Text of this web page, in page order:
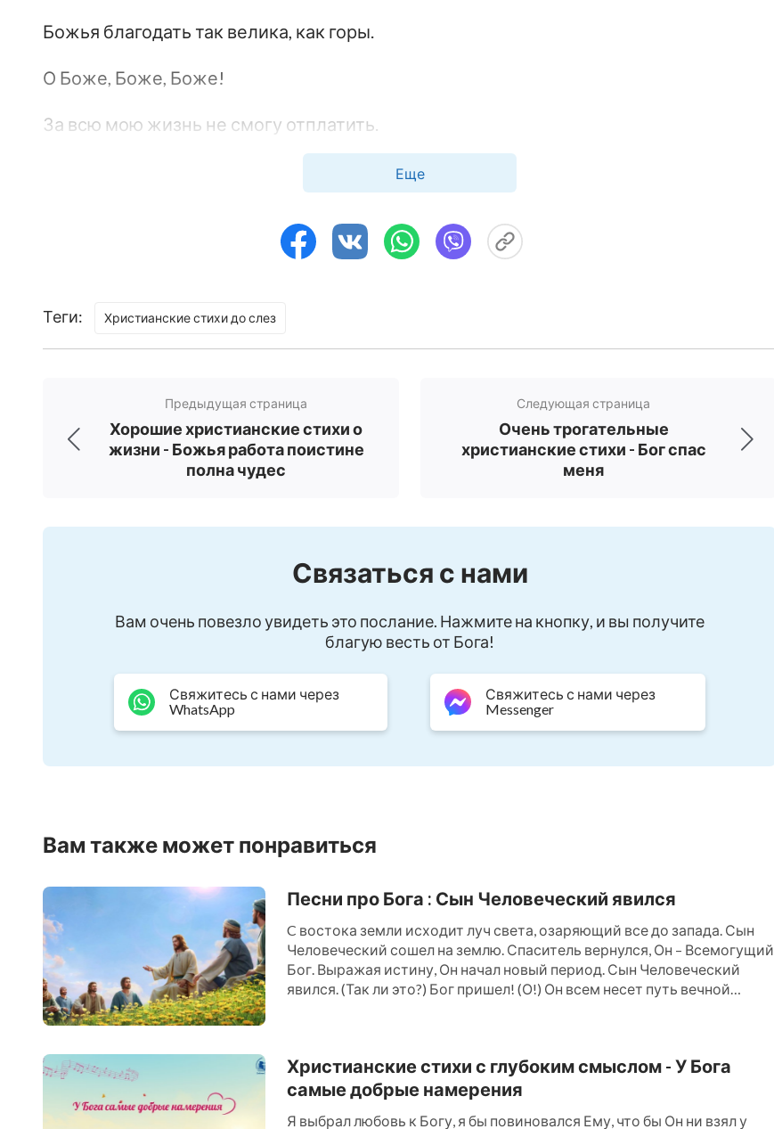
Божья благодать так велика, как горы.
О Боже, Боже, Боже!
За всю мою жизнь не смогу отплатить.
Твоя благодать столь глубока.
Чтобы описать ее, не хватит слов.
Вам также может понравиться:
Очень трогательные христианские стихи — Бог спас меня
Только переживая тяжелые испытания, вы можете познать красоту Бога
Еще
Теги: Христианские стихи до слез
Предыдущая страница
Хорошие христианские стихи о
жизни - Божья работа поистине
полна чудес
Следующая страница
Очень трогательные
христианские стихи - Бог спас
меня
Связаться с нами
Вам очень повезло увидеть это послание. Нажмите на кнопку, и вы получите
благую весть от Бога!
Свяжитесь с нами через
WhatsApp
Свяжитесь с нами через
Messenger
Вам также может понравиться
Песни про Бога : Сын Человеческий явился
C востока земли исходит луч света, озаряющий все до запада. Сын
Человеческий сошел на землю. Спаситель вернулся, Он – Всемогущий
Бог. Выражая истину, Он начал новый период. Сын Человеческий
явился. (Так ли это?) Бог пришел! (О!) Он всем несет путь вечной
Христианские стихи с глубоким смыслом - У Бога
самые добрые намерения
Я выбрал любовь к Богу, я бы повиновался Ему, что бы Он ни взял у